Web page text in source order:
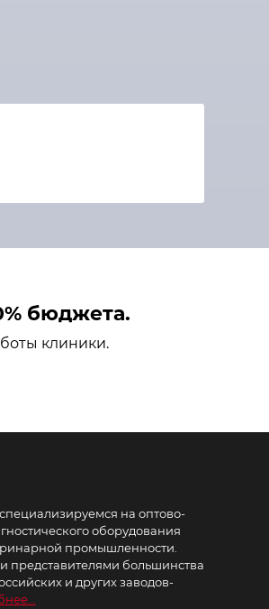
бюджета.
клиники.
на оптово-
оборудования
промышленности.
представителями большинства
и других заводов-